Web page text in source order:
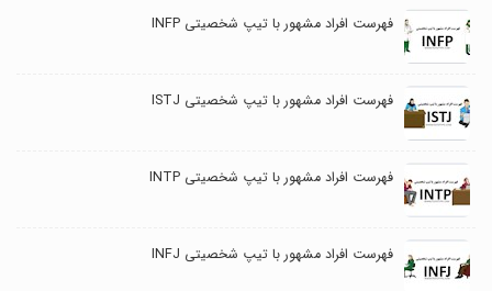
فهرست افراد مشهور با تیپ شخصیتی INFP
فهرست افراد مشهور با تیپ شخصیتی ISTJ
فهرست افراد مشهور با تیپ شخصیتی INTP
فهرست افراد مشهور با تیپ شخصیتی INFJ